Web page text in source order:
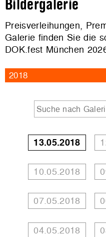
Bildergalerie
Preisverleihungen,
Galerie finden Sie die
DOK.fest München
2018
13.05.2018
10.05.2018
07.05.2018
04.05.2018